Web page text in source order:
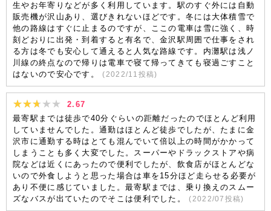
生やお年寄りなどが多く利用しています。駅のすぐ外には自動
販売機が沢山あり、選びきれないほどです。冬には大体積雪で
他の路線はすぐに止まるのですが、ここの電車は雪に強く、時
刻どおりに出発・到着すると有名で、金沢駅周囲で仕事をされ
る方は冬でも安心して通えると人気な路線です。内灘駅は浅ノ
川線の終点なので帰りは電車で寝て帰ってきても寝過ごすこと
はないので安心です。
(2022/11 投稿)
2.67
最寄駅までは徒歩で40分ぐらいの距離だったのでほとんど利用
していませんでした。通勤はほとんど徒歩でしたが、たまに金
沢市に通勤する時はとても混んでいて倍以上の時間がかかって
しまうことも多く大変でした。スーパーやドラックストアや病
院などは近くにあったので便利でしたが、飲食店がほとんどな
いので外食しようと思った場合は車を15分ほど走らせる必要が
あり不便に感じていました。最寄駅までは、乗り換えのスムー
ズなバスが出ていたのでそこは便利でした。
(2022/07 投稿)